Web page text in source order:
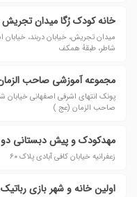
خانه کودک رُگا میدان تجریش
شاطر، طبقهٔ همکف
مجموعه آموزشی صاحب
صاحب الزمان (عج )
مهدکودک و پیش دبستانی دو
زعفرانیه خیابان کافی آبادی پلاک ۶۰
اولین خانه و شهر بازی رباتیک